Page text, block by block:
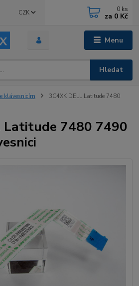
Menu
CZK
Hledat
0 ks
za 0 Kč
klávesnicím
3C4XK DELL Latitude 7480
Latitude 7480 7490